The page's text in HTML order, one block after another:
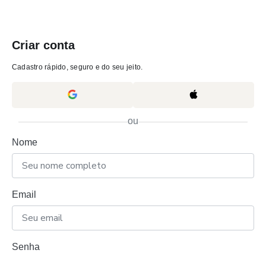
Criar conta
Cadastro rápido, seguro e do seu jeito.
ou
Nome
Email
Senha